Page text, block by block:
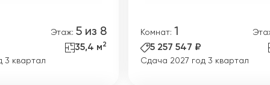
Этаж:5 из 8
35,4 м2
3 квартал
Комнат: 1
5 257 547 ₽
Сдача 2027 год 3 квартал